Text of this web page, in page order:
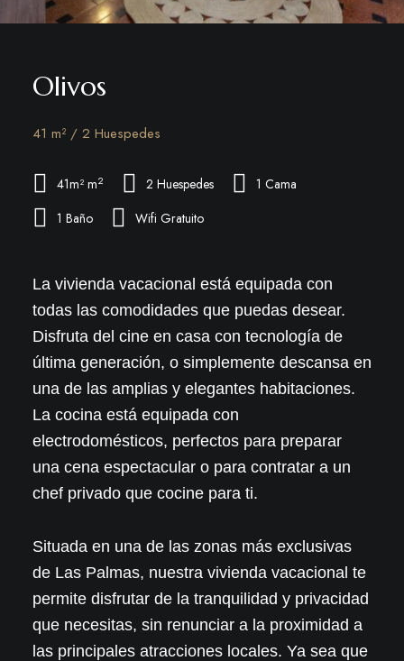
Olivos
41 m² / 2 Huespedes
41m² m2 2 Huespedes
1 Cama
1 Baño
Wifi Gratuito
La vivienda vacacional está equipada con
todas las comodidades que puedas desear.
Disfruta del cine en casa con tecnología de
última generación, o simplemente descansa en
una de las amplias y elegantes habitaciones.
La cocina está equipada con
electrodomésticos, perfectos para preparar
una cena espectacular o para contratar a un
chef privado que cocine para ti.
Situada en una de las zonas más exclusivas
de Las Palmas, nuestra vivienda vacacional te
permite disfrutar de la tranquilidad y privacidad
que necesitas, sin renunciar a la proximidad a
las principales atracciones locales. Ya sea que